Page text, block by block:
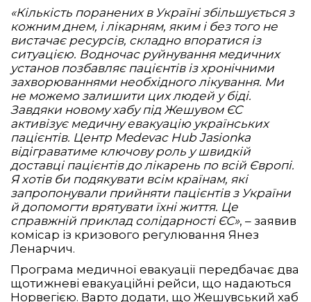
«Кількість поранених в Україні збільшується з
кожним днем, і лікарням, яким і без того не
вистачає ресурсів, складно впоратися із
ситуацією. Водночас руйнування медичних
установ позбавляє пацієнтів із хронічними
захворюваннями необхідного лікування. Ми
не можемо залишити цих людей у біді.
Завдяки новому хабу під Жешувом ЄС
активізує медичну евакуацію українських
пацієнтів. Центр Medevac Hub Jasionka
відіграватиме ключову роль у швидкій
доставці пацієнтів до лікарень по всій Європі.
Я хотів би подякувати всім країнам, які
запропонували прийняти пацієнтів з України
й допомогти врятувати їхні життя. Це
справжній приклад солідарності ЄС», – заявив
комісар із кризового регулювання Янез
Ленарчич.
Програма медичної евакуації передбачає два
щотижневі евакуаційні рейси, що надаються
Норвегією. Варто додати, що Жешувський хаб